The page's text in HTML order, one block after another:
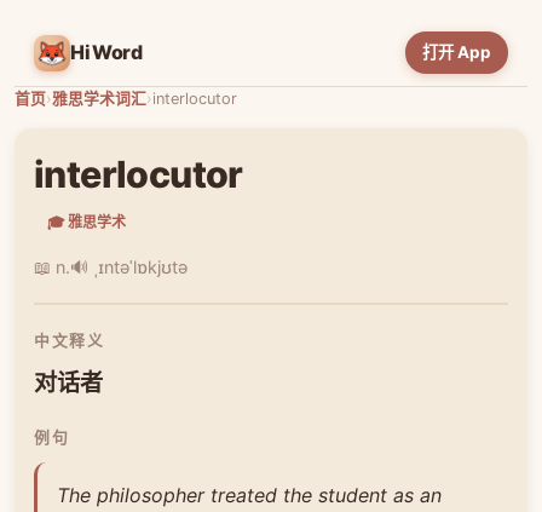
HiWord 打开 App
首页›雅思学术词汇›interlocutor
interlocutor
🎓 雅思学术
📖 n.🔊 ˌɪntəˈlɒkjʊtə
中文释义
对话者
例句
The philosopher treated the student as an